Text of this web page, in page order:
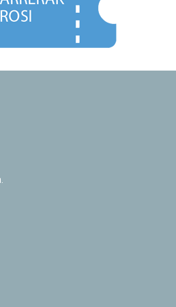
eskatzeko baimena